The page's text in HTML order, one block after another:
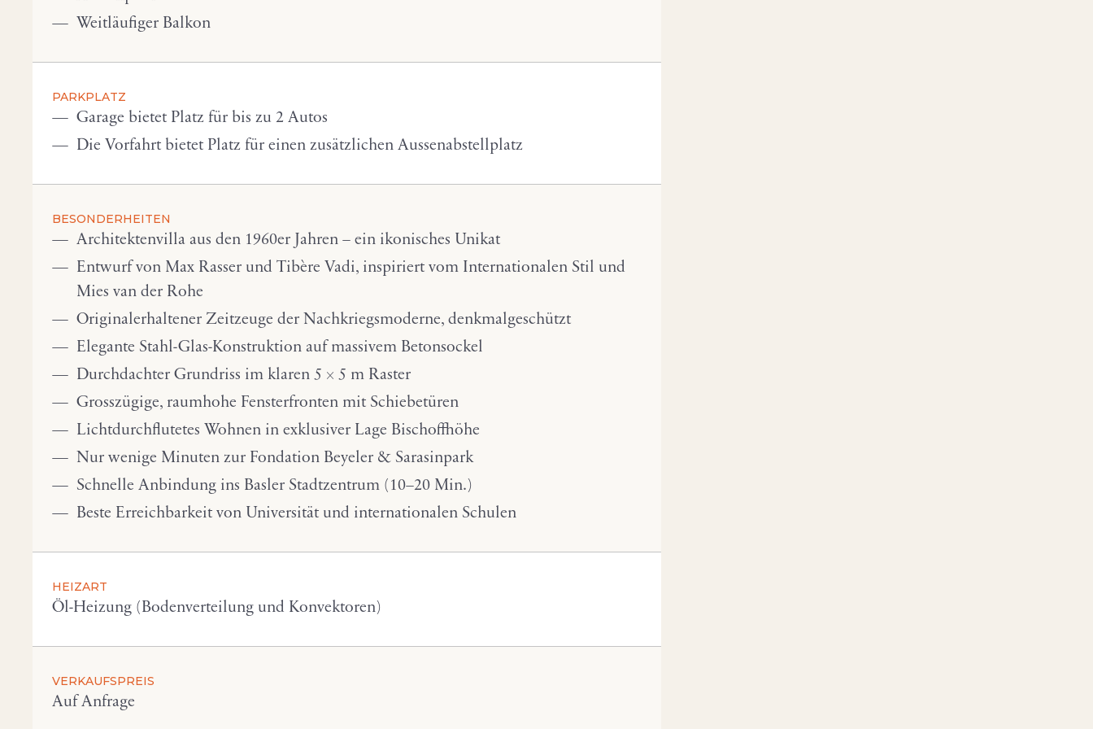
Weitläufiger Balkon
PARKPLATZ
Garage bietet Platz für bis zu 2 Autos
Die Vorfahrt bietet Platz für einen zusätzlichen Aussenabstellplatz
BESONDERHEITEN
Architektenvilla aus den 1960er Jahren – ein ikonisches Unikat
Entwurf von Max Rasser und Tibère Vadi, inspiriert vom Internationalen Stil und
Mies van der Rohe
Originalerhaltener Zeitzeuge der Nachkriegsmoderne, denkmalgeschützt
Elegante Stahl-Glas-Konstruktion auf massivem Betonsockel
Durchdachter Grundriss im klaren 5 × 5 m Raster
Grosszügige, raumhohe Fensterfronten mit Schiebetüren
Lichtdurchflutetes Wohnen in exklusiver Lage Bischoffhöhe
Nur wenige Minuten zur Fondation Beyeler & Sarasinpark
Schnelle Anbindung ins Basler Stadtzentrum (10–20 Min.)
Beste Erreichbarkeit von Universität und internationalen Schulen
HEIZART
Öl-Heizung (Bodenverteilung und Konvektoren)
VERKAUFSPREIS
Auf Anfrage